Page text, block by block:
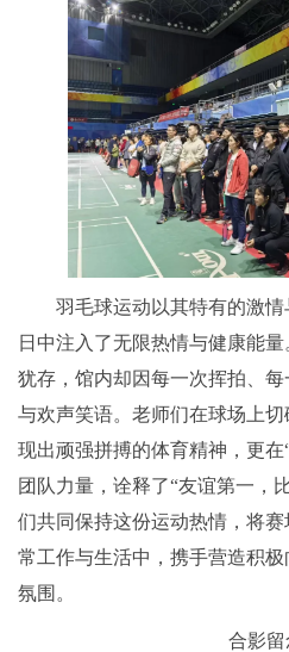
羽毛球运动以其特有的激
日中注入了无限热情与健康能
犹存，馆内却因每一次挥拍、
与欢声笑语。老师们在球场上
现出顽强拼搏的体育精神，更
团队力量，诠释了“友谊第一，
们共同保持这份运动热情，将
常工作与生活中，携手营造积
氛围。
合影留